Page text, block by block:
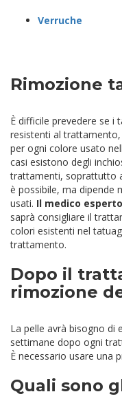
Verruche
Rimozione
È difficile prevedere se i
resistenti al
per ogni colore usato
casi esistono degli
trattamenti, soprattutto
è possibile, ma dipende
usati. Il medico
saprà consigliare il
colori esistenti nel
trattamento.
Dopo il
rimozione
La pelle avrà bisogno di
settimane dopo ogni
È necessario usare una
Quali sono